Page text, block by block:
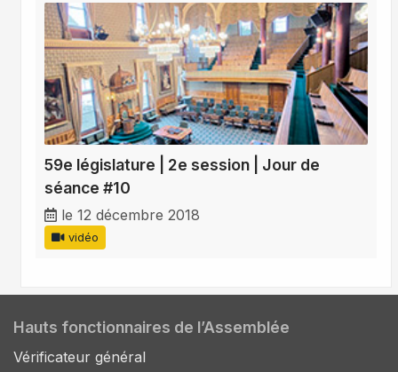
59e législature | 2e session | Jour de
séance #10
le 12 décembre 2018
vidéo
Hauts fonctionnaires de l’Assemblée
Vérificateur général